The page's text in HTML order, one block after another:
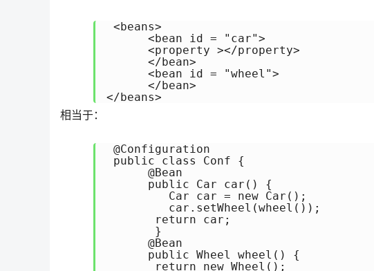
<beans>
      <bean id = "car">
      <property ></property>
      </bean>
      <bean id = "wheel">
      </bean>
相当于：
@Configuration
public class Conf {
      @Bean
      public Car car() {
         Car car = new Car();
         car.setWheel(wheel());
       return car;
       }
      @Bean
      public Wheel wheel() {
       return new Wheel();